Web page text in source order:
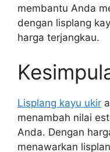
membantu Anda
dengan lisplang
harga terjangkau.
Lisplang kayu ukir
menambah nilai
Anda. Dengan
menawarkan